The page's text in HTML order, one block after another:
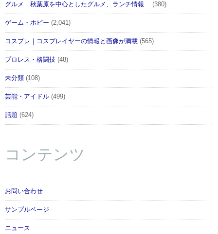
グルメ 秋葉原を中心としたグルメ、ランチ情報 (380)
ゲーム・ホビー (2,041)
コスプレ｜コスプレイヤーの情報と画像が満載 (565)
プロレス・格闘技 (48)
未分類 (108)
芸能・アイドル (499)
話題 (624)
コンテンツ
お問い合わせ
サンプルページ
ニュース